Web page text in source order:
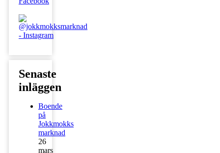
Senaste
inläggen
Boende
på
Jokkmokks
marknad
26
mars